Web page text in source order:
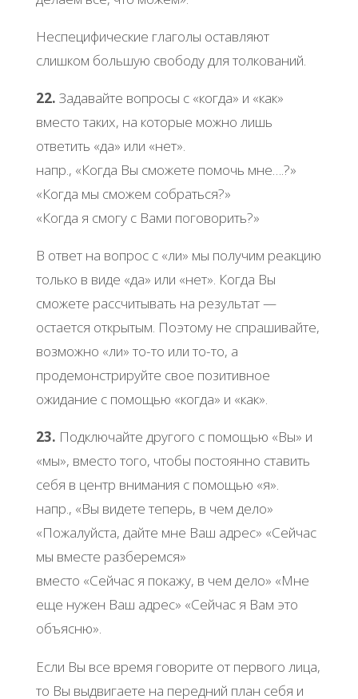
Неспецифические глаголы оставляют
слишком большую свободу для толкований.
22. Задавайте вопросы с «когда» и «как»
вместо таких, на которые можно лишь
ответить «да» или «нет».
напр., «Когда Вы сможете помочь мне….?»
«Когда мы сможем собраться?»
«Когда я смогу с Вами поговорить?»
В ответ на вопрос с «ли» мы получим реакцию
только в виде «да» или «нет». Когда Вы
сможете рассчитывать на результат —
остается открытым. Поэтому не спрашивайте,
возможно «ли» то-то или то-то, а
продемонстрируйте свое позитивное
ожидание с помощью «когда» и «как».
23. Подключайте другого с помощью «Вы» и
«мы», вместо того, чтобы постоянно ставить
себя в центр внимания с помощью «я».
напр., «Вы видете теперь, в чем дело»
«Пожалуйста, дайте мне Ваш адрес» «Сейчас
мы вместе разберемся»
вместо «Сейчас я покажу, в чем дело» «Мне
еще нужен Ваш адрес» «Сейчас я Вам это
объясню».
Если Вы все время говорите от первого лица,
то Вы выдвигаете на передний план себя и